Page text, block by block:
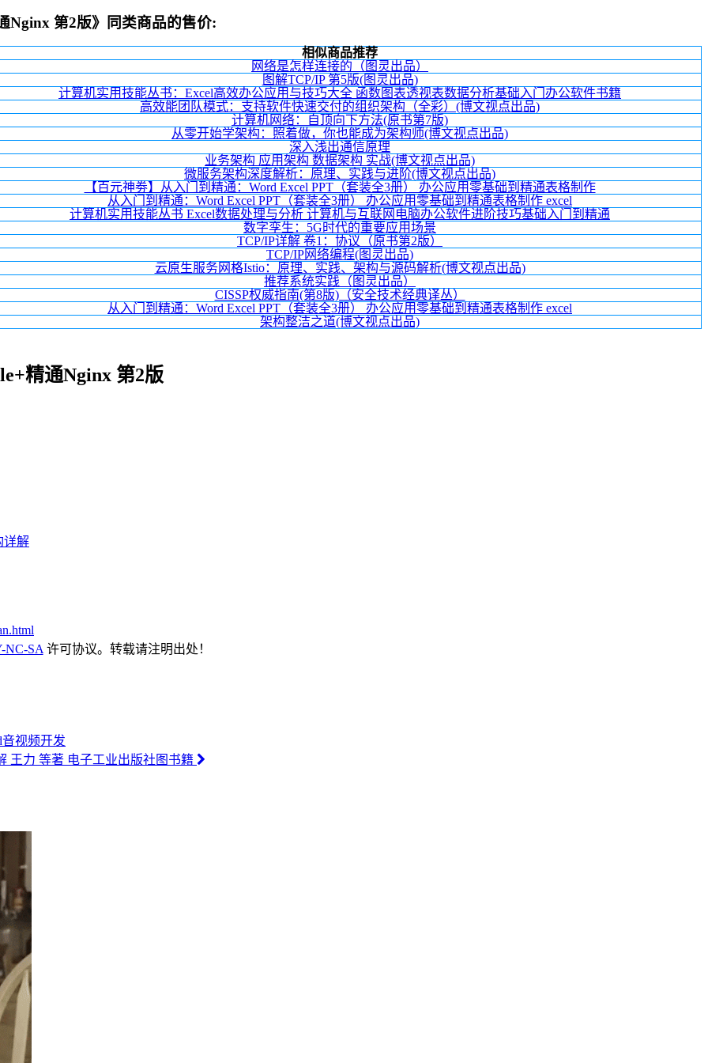
Nginx 第2版》同类商品的售价:
相似商品推荐
网络是怎样连接的（图灵出品）
图解TCP/IP 第5版(图灵出品)
计算机实用技能丛书：Excel高效办公应用与技巧大全 函数图表透视表数据分析基础入门办公软件书籍
高效能团队模式：支持软件快速交付的组织架构（全彩）(博文视点出品)
计算机网络：自顶向下方法(原书第7版)
从零开始学架构：照着做，你也能成为架构师(博文视点出品)
深入浅出通信原理
业务架构 应用架构 数据架构 实战(博文视点出品)
微服务架构深度解析：原理、实践与进阶(博文视点出品)
【百元神劵】从入门到精通：Word Excel PPT（套装全3册） 办公应用零基础到精通表格制作
从入门到精通：Word Excel PPT（套装全3册） 办公应用零基础到精通表格制作 excel
计算机实用技能丛书 Excel数据处理与分析 计算机与互联网电脑办公软件进阶技巧基础入门到精通
数字孪生：5G时代的重要应用场景
TCP/IP详解 卷1：协议（原书第2版）
TCP/IP网络编程(图灵出品)
云原生服务网格Istio：原理、实践、架构与源码解析(博文视点出品)
推荐系统实践（图灵出品）
CISSP权威指南(第8版)（安全技术经典译丛）
从入门到精通：Word Excel PPT（套装全3册） 办公应用零基础到精通表格制作 excel
架构整洁之道(博文视点出品)
精通Nginx 第2版
详解
NC-SA 许可协议。转载请注明出处！
视频开发
王力 等著 电子工业出版社图书籍